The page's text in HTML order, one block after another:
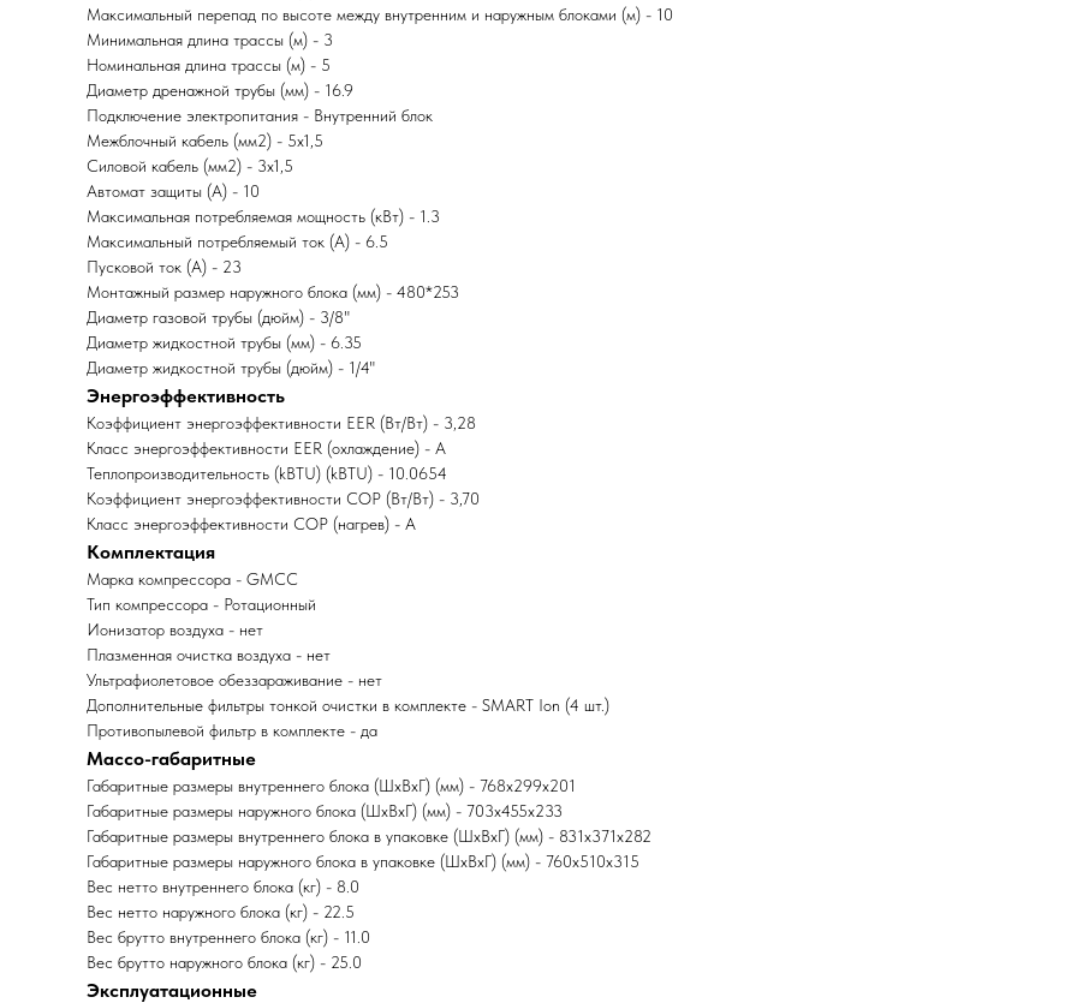
Максимальный перепад по высоте между внутренним и наружным блоками (м) - 10
Минимальная длина трассы (м) - 3
Номинальная длина трассы (м) - 5
Диаметр дренажной трубы (мм) - 16.9
Подключение электропитания - Внутренний блок
Межблочный кабель (мм2) - 5x1,5
Силовой кабель (мм2) - 3x1,5
Автомат защиты (А) - 10
Максимальная потребляемая мощность (кВт) - 1.3
Максимальный потребляемый ток (А) - 6.5
Пусковой ток (А) - 23
Монтажный размер наружного блока (мм) - 480*253
Диаметр газовой трубы (дюйм) - 3/8"
Диаметр жидкостной трубы (мм) - 6.35
Диаметр жидкостной трубы (дюйм) - 1/4"
Энергоэффективность
Коэффициент энергоэффективности EER (Вт/Вт) - 3,28
Класс энергоэффективности EER (охлаждение) - A
Теплопроизводительность (kBTU) (kBTU) - 10.0654
Коэффициент энергоэффективности COP (Вт/Вт) - 3,70
Класс энергоэффективности COP (нагрев) - A
Комплектация
Марка компрессора - GMCC
Тип компрессора - Ротационный
Ионизатор воздуха - нет
Плазменная очистка воздуха - нет
Ультрафиолетовое обеззараживание - нет
Дополнительные фильтры тонкой очистки в комплекте - SMART Ion (4 шт.)
Противопылевой фильтр в комплекте - да
Массо-габаритные
Габаритные размеры внутреннего блока (ШxВxГ) (мм) - 768x299x201
Габаритные размеры наружного блока (ШxВxГ) (мм) - 703x455x233
Габаритные размеры внутреннего блока в упаковке (ШxВxГ) (мм) - 831x371x282
Габаритные размеры наружного блока в упаковке (ШxВxГ) (мм) - 760x510x315
Вес нетто внутреннего блока (кг) - 8.0
Вес нетто наружного блока (кг) - 22.5
Вес брутто внутреннего блока (кг) - 11.0
Вес брутто наружного блока (кг) - 25.0
Эксплуатационные